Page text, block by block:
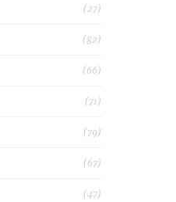
(27)
(82)
(66)
(71)
(79)
(67)
(47)